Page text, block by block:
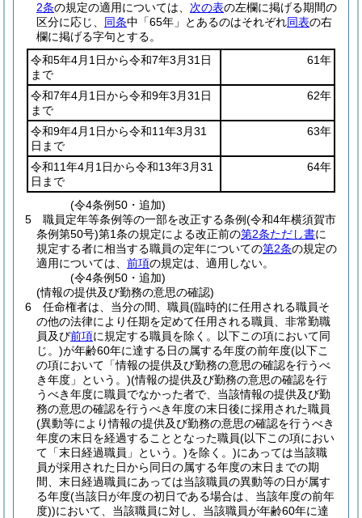
2条の規定の適用については、 次の表の左欄に掲げる期間の
区分に応じ、 同条中「65年」とあるのはそれぞれ同表の右
欄に掲げる字句とする。
令和5年4月1日から令和7年3月31日
まで
61年
令和7年4月1日から令和9年3月31日
まで
62年
令和9年4月1日から令和11年3月31
日まで
63年
令和11年4月1日から令和13年3月31
日まで
64年
(令4条例50・追加)
5
職員定年等条例等の一部を改正する条例(令和4年横須賀市
条例第50号)第1条の規定による改正前の第2条ただし書に
規定する者に相当する職員の定年についての第2条の規定の
適用については、 前項の規定は、適用しない。
(令4条例50・追加)
(情報の提供及び勤務の意思の確認)
6
任命権者は、当分の間、職員(臨時的に任用される職員そ
の他の法律により任期を定めて任用される職員、非常勤職
員及び前項に規定する職員を除く。以下この項において同
じ。)が年齢60年に達する日の属する年度の前年度(以下こ
の項において「情報の提供及び勤務の意思の確認を行うべ
き年度」という。)(情報の提供及び勤務の意思の確認を行
うべき年度に職員でなかった者で、当該情報の提供及び勤
務の意思の確認を行うべき年度の末日後に採用された職員
(異動等により情報の提供及び勤務の意思の確認を行うべき
年度の末日を経過することとなった職員(以下この項におい
て「末日経過職員」という。)を除く。)にあっては当該職
員が採用された日から同日の属する年度の末日までの期
間、末日経過職員にあっては当該職員の異動等の日が属す
る年度(当該日が年度の初日である場合は、当該年度の前年
度))において、当該職員に対し、当該職員が年齢60年に達